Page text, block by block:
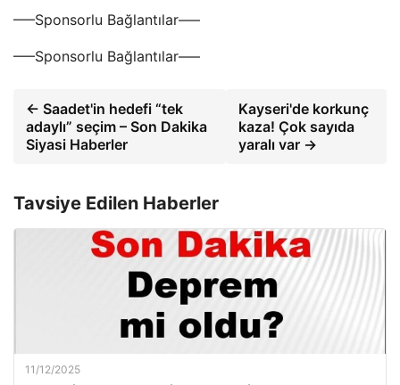
—–Sponsorlu Bağlantılar—–
—–Sponsorlu Bağlantılar—–
← Saadet'in hedefi “tek
adaylı” seçim – Son Dakika
Siyasi Haberler
Kayseri'de korkunç
kaza! Çok sayıda
yaralı var →
Tavsiye Edilen Haberler
11/12/2025